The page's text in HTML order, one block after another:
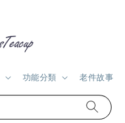
功能分類 老件故事